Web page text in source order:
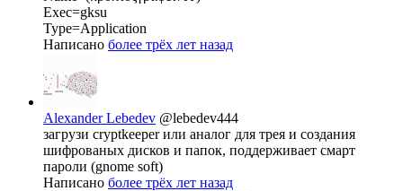
Exec=gksu
Type=Application
Написано более трёх лет назад
Alexander Lebedev @lebedev444
загрузи cryptkeeper или аналог для трея и создания
шифрованых дисков и папок, поддерживает смарт
пароли (gnome soft)
Написано более трёх лет назад